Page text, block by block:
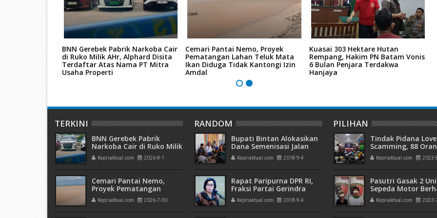
BNN Gerebek Pabrik Narkoba Cair
di Ruko Milik AHr, Alphard Disita
Terdaftar Atas Nama PT Mitra
Usaha Properti
Cemari Pantai Nemo, Proyek
Pematangan Lahan Teluk Mata
Ikan Diduga Tidak Kantongi Izin
Amdal
Kuasai 303 Hektare Hutan
Rempang, Hakim PN Batam Vonis
6 Bulan Penjara Terdakwa
Hanjaya
TERKINI
BNN Gerebek Pabrik
Narkoba Cair di Ruko Milik
AHr, Alphard Disita
Terdaftar Atas Nama PT
Kepriaktual.com 2026-8-1
Cemari Pantai Nemo,
Proyek Pematangan
Lahan Teluk Mata Ikan
Diduga Tidak Kantongi
Kepriaktual.com 2026-7-30
RANDOM
Bupati Bintan Alokasikan
Dana Semenisasi Jalan
Kampung Tokojo
Kepriaktual.com 2018-9-4
Rapat Paripurna DPR RI,
Fraksi Partai Gerindra
Singgung Nilai Tukar
Rupiah
Kepriaktual.com 2018-9-4
PILIHAN
Tindak Pidana Love
Scamming, 88
Pelaku Ditangkap
Kepri dan Polisi
Kepriaktual.com 2023-
Pasutri Gasak 2
Sepeda Motor
Ringkus Polisi
Kepriaktual.com 2023-